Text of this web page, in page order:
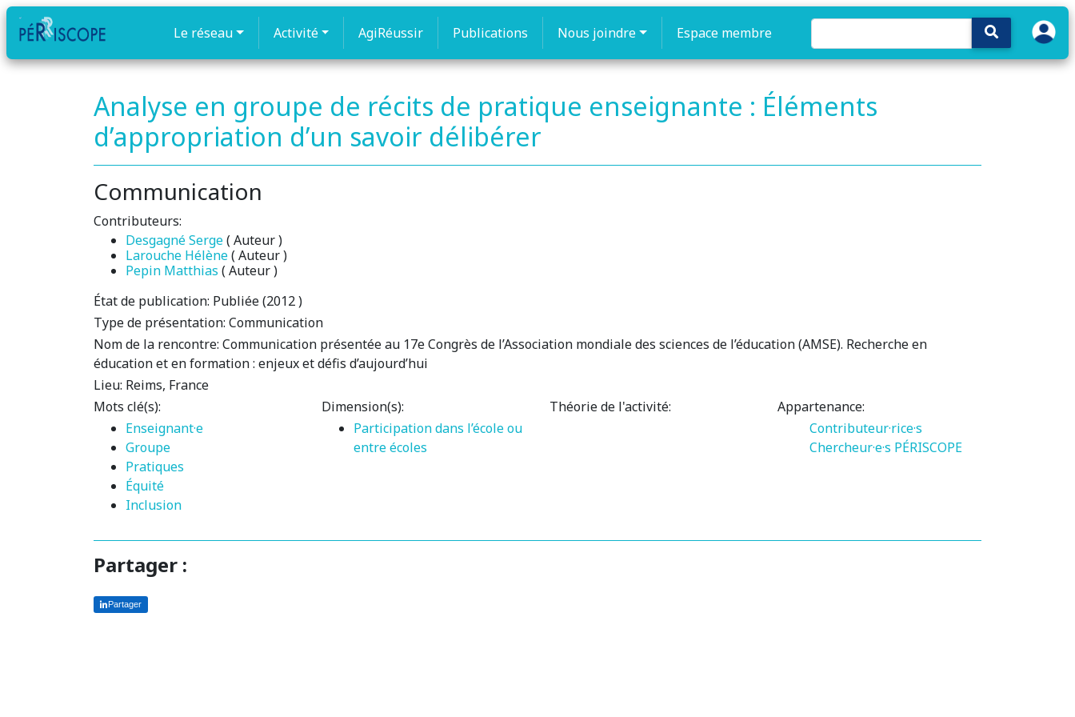
Le réseau Activité AgiRéussir Publications Nous joindre Espace membre
Analyse en groupe de récits de pratique enseignante : Éléments
d’appropriation d’un savoir délibérer
Communication
Contributeurs:
Desgagné Serge( Auteur )
Larouche Hélène( Auteur )
Pepin Matthias ( Auteur )
État de publication: Publiée (2012 )
Type de présentation: Communication
Nom de la rencontre: Communication présentée au 17e Congrès de l’Association mondiale des sciences de l’éducation (AMSE). Recherche en
éducation et en formation : enjeux et défis d’aujourd’hui
Lieu: Reims, France
Mots clé(s):
Enseignant·e
Groupe
Pratiques
Équité
Inclusion
Dimension(s):
Participation dans l’école ou
entre écoles
Théorie de l'activité:
Appartenance:
Contributeur·rice·s
Chercheur·e·s PÉRISCOPE
Partager :
Partager